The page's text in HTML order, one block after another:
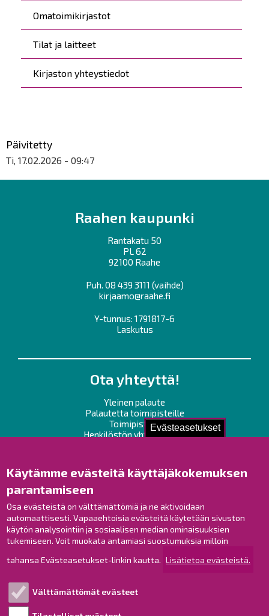
Evästeasetukset
Käytämme evästeitä käyttäjäkokemuksen
parantamiseen
Osa evästeistä on välttämättömiä ja ne aktivoidaan
automaattisesti. Vapaaehtoisia evästeitä käytetään sivuston
käytön analysointiin ja sosiaalisen median ominaisuuksien
tukemiseen. Voit muokata antamiasi suostumuksia milloin
tahansa Evästeasetukset-linkin kautta. Lisätietoa evästeistä.
Välttämättömät evästeet
Omatoimikirjastot
Tilat ja laitteet
Kirjaston yhteystiedot
Päivitetty
Ti, 17.02.2026 - 09:47
Raahen kaupunki
Rantakatu 50
PL 62
92100 Raahe
Puh. 08 439 3111 (vaihde)
kirjaamo@raahe.fi
Y-tunnus: 1791817-6
Laskutus
Ota yhteyttä!
Yleinen palaute
Palautetta toimipisteille
Toimipisteet
Henkilöstön yhteystiedot
Raahe Facebookissa
Raahe Instagramissa
Raahe LinkedInissä
Raahe YouTubessa
Esityslistat ja pöytäkirjat
Viranhaltijapäätökset